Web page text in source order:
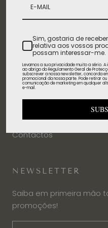
FAQ's
Termos de serviço
SOBRE
A Amentia
Marcas
Contactos
NEWSLETTER
Saiba em primeira mão
promoções!
Sim, gostaria de
relativa aos vossos
possam interessar-me.
Levamos a sua privacidade muito a sério.
ao abrigo do Regulamento Geral de
subscrever a nossa newsletter, concorda
promocional da nossa parte. Pode retirar
comunicação de marketing em qualquer
e-mail.